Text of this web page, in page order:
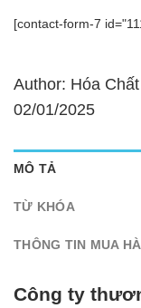
[contact-form-7
Author: Hóa
02/01/2025
MÔ TẢ
TỪ KHÓA
THÔNG TIN MUA
Công ty